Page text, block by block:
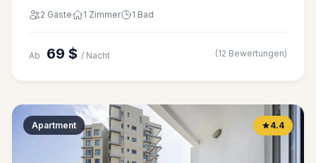
2 Gäste 1 Zimmer 1 Bad
Ab 69 $ / Nacht (12 Bewertungen)
Apartment 4.4